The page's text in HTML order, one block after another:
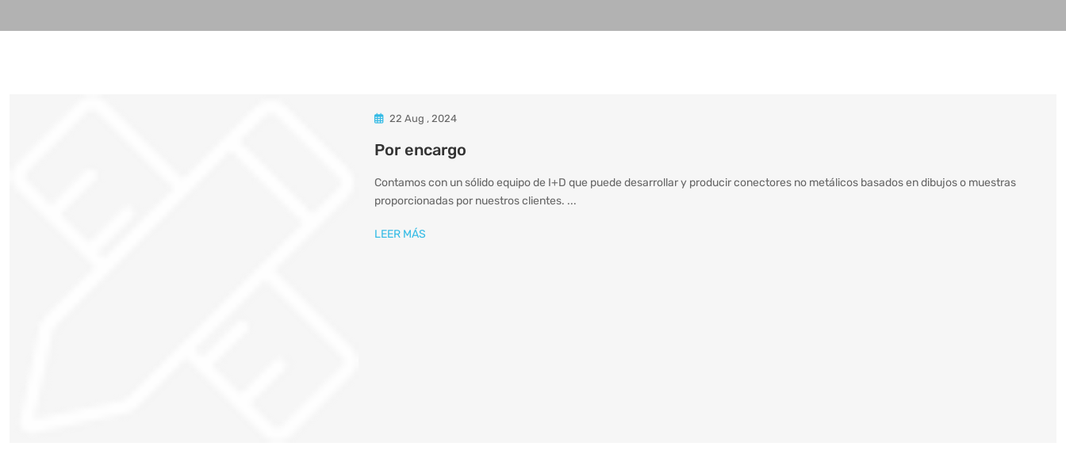
22 Aug , 2024
Por encargo
Contamos con un sólido equipo de I+D que puede desarrollar y producir conectores no metálicos basados en dibujos o muestras
proporcionadas por nuestros clientes. ...
LEER MÁS